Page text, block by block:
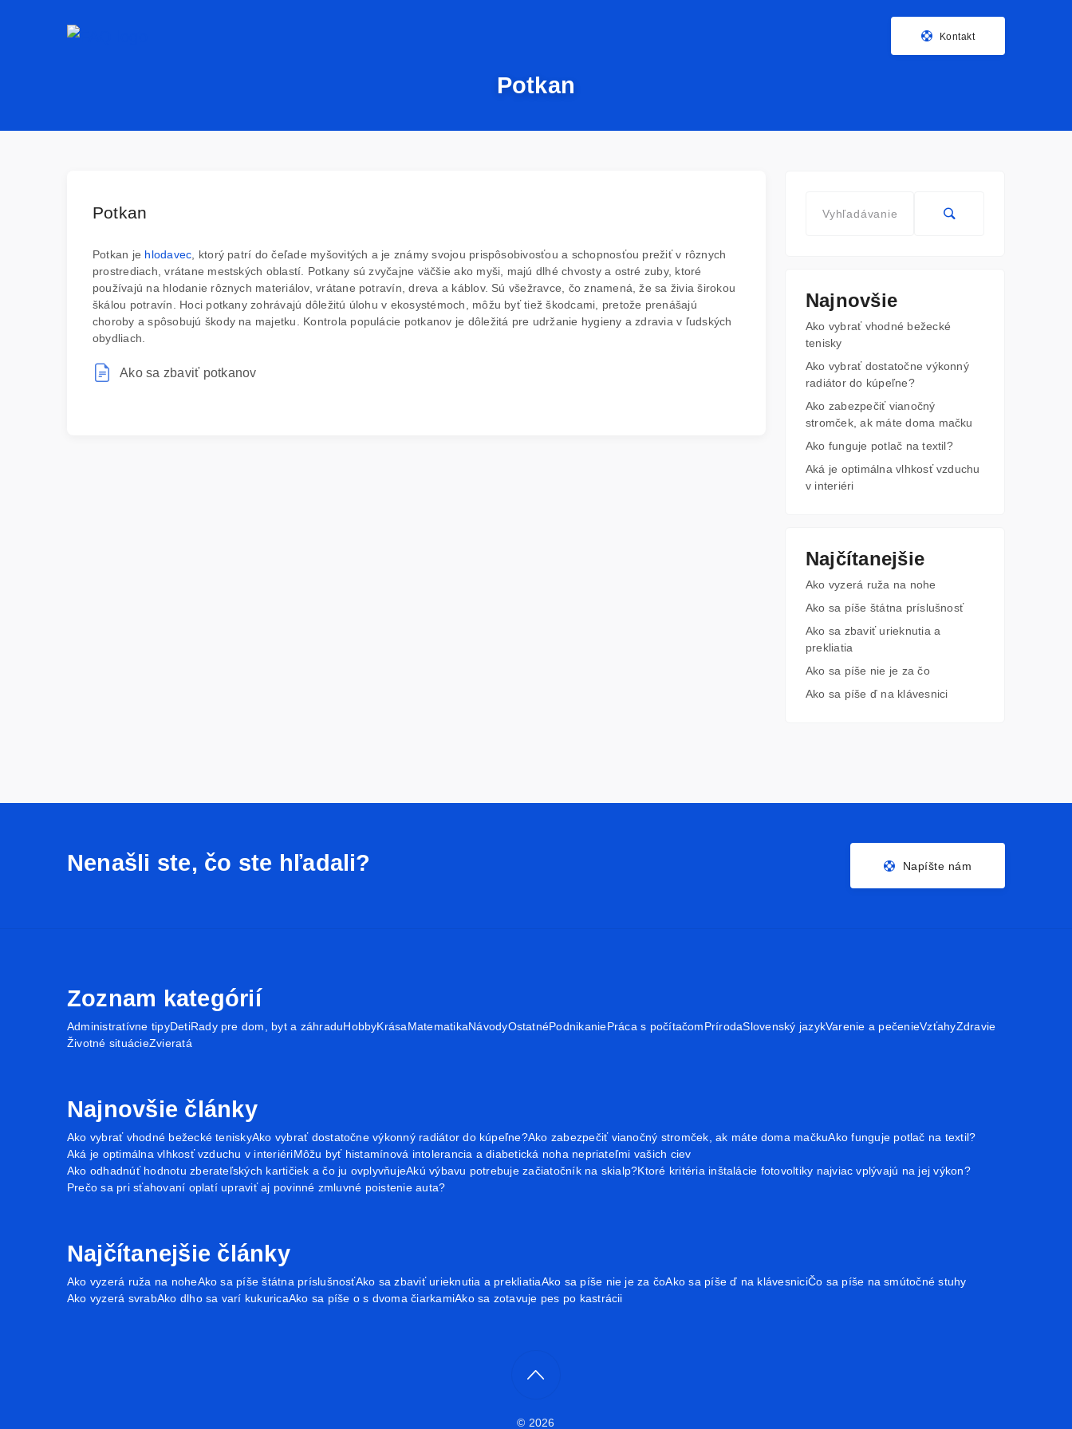
Kontakt
Potkan
Potkan
Potkan je hlodavec , ktorý patrí do čeľade myšovitých a je známy svojou prispôsobivosťou a schopnosťou prežiť v rôznych
prostrediach, vrátane mestských oblastí. Potkany sú zvyčajne väčšie ako myši, majú dlhé chvosty a ostré zuby, ktoré
používajú na hlodanie rôznych materiálov, vrátane potravín, dreva a káblov. Sú všežravce, čo znamená, že sa živia širokou
škálou potravín. Hoci potkany zohrávajú dôležitú úlohu v ekosystémoch, môžu byť tiež škodcami, pretože prenášajú
choroby a spôsobujú škody na majetku. Kontrola populácie potkanov je dôležitá pre udržanie hygieny a zdravia v ľudských
obydliach.
Ako sa zbaviť potkanov
Najnovšie
Ako vybrať vhodné bežecké
tenisky
Ako vybrať dostatočne výkonný
radiátor do kúpeľne?
Ako zabezpečiť vianočný
stromček, ak máte doma mačku
Ako funguje potlač na textil?
Aká je optimálna vlhkosť vzduchu
v interiéri
Najčítanejšie
Ako vyzerá ruža na nohe
Ako sa píše štátna príslušnosť
Ako sa zbaviť urieknutia a
prekliatia
Ako sa píše nie je za čo
Ako sa píše ď na klávesnici
Nenašli ste, čo ste hľadali? Napíšte nám
Zoznam kategórií
Administratívne tipyDetiRady pre dom, byt a záhraduHobbyKrásaMatematikaNávodyOstatnéPodnikaniePráca s počítačomPrírodaSlovenský jazykVarenie a pečenieVzťahyZdravie
Životné situácieZvieratá
Najnovšie články
Ako vybrať vhodné bežecké teniskyAko vybrať dostatočne výkonný radiátor do kúpeľne?Ako zabezpečiť vianočný stromček, ak máte doma mačkuAko funguje potlač na textil?
Aká je optimálna vlhkosť vzduchu v interiériMôžu byť histamínová intolerancia a diabetická noha nepriateľmi vašich ciev
Ako odhadnúť hodnotu zberateľských kartičiek a čo ju ovplyvňujeAkú výbavu potrebuje začiatočník na skialp?Ktoré kritéria inštalácie fotovoltiky najviac vplývajú na jej výkon?
Prečo sa pri sťahovaní oplatí upraviť aj povinné zmluvné poistenie auta?
Najčítanejšie články
Ako vyzerá ruža na noheAko sa píše štátna príslušnosťAko sa zbaviť urieknutia a prekliatiaAko sa píše nie je za čoAko sa píše ď na klávesniciČo sa píše na smútočné stuhy
Ako vyzerá svrabAko dlho sa varí kukuricaAko sa píše o s dvoma čiarkamiAko sa zotavuje pes po kastrácii
© 2026